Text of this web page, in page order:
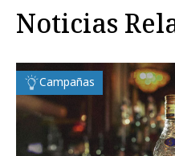
Noticias
Campañas